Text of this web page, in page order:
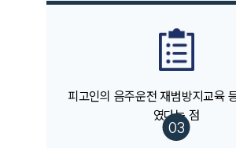
사례분석/최신동향
법률정보
법률지식인
업무분야
피고인의 음주운전 재범방지교육
였다는 점